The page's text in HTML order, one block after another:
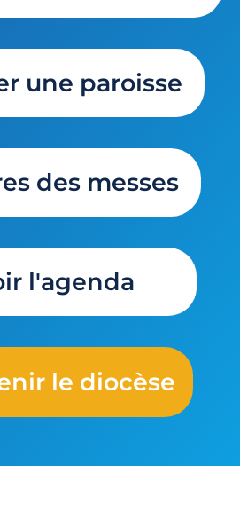
une paroisse
des messes
l'agenda
le diocèse